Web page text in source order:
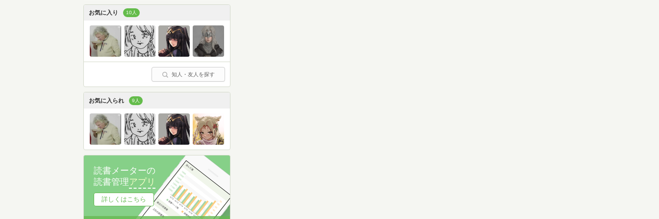
お気に入り 10人
知人・友人を探す
お気に入られ 9人
読書メーターの
読書管理アプリ
詳しくはこちら